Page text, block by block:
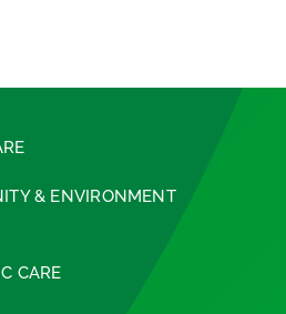
& ENVIRONMENT
CARE